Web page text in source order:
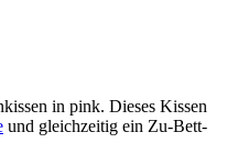
in pink. Dieses Kissen
und gleichzeitig ein Zu-Bett-